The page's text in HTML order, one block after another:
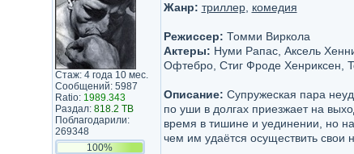
Стаж: 4 года 10 мес.
Сообщений: 5987
Ratio: 1989.343
Раздал: 818.2 TB
Поблагодарили:
269348
100%
Жанр: триллер, комедия
Режиссер: Томми Виркола
Актеры: Нуми Рапас, Аксель
Офтебро, Стиг Фроде Хенриксен,
Описание: Супружеская пара
по уши в долгах приезжает на
время в тишине и уединении, но
чем им удаётся осуществить свои